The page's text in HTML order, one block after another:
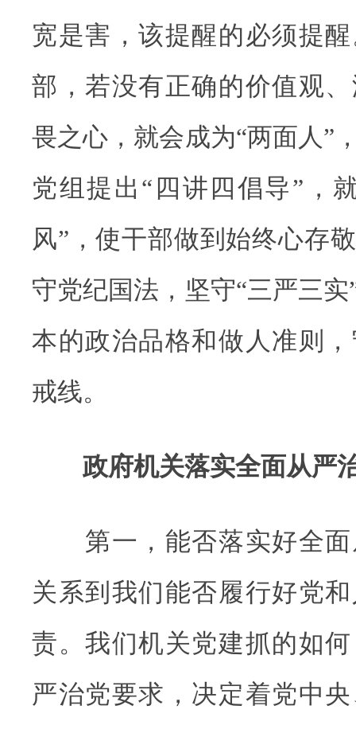
宽是害，该提醒的必须提
部，若没有正确的价值观
畏之心，就会成为“两面人”
党组提出“四讲四倡导”，
风”，使干部做到始终心存
守党纪国法，坚守“三严三
本的政治品格和做人准则
戒线。
政府机关落实全面从严
第一，能否落实好全面
关系到我们能否履行好党
责。我们机关党建抓的如
严治党要求，决定着党中